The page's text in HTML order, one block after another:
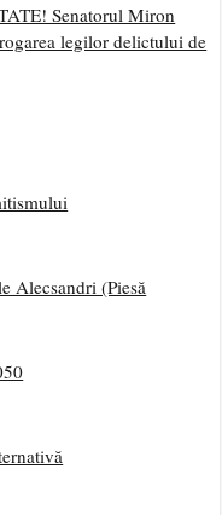
Senatorul Miron
legilor delictului de
Alecsandri (Piesă